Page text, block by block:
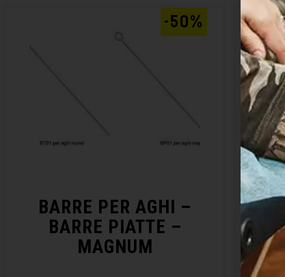
BARRE PER AGHI –
BARRE PIATTE –
MAGNUM
-50%